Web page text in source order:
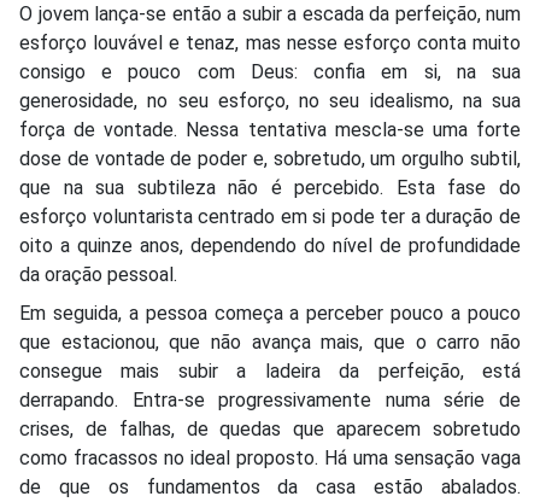
O jovem lança-se então a subir a escada da perfeição, num
esforço louvável e tenaz, mas nesse esforço conta muito
consigo e pouco com Deus: confia em si, na sua
generosidade, no seu esforço, no seu idealismo, na sua
força de vontade. Nessa tentativa mescla-se uma forte
dose de vontade de poder e, sobretudo, um orgulho subtil,
que na sua subtileza não é percebido. Esta fase do
esforço voluntarista centrado em si pode ter a duração de
oito a quinze anos, dependendo do nível de profundidade
da oração pessoal.
Em seguida, a pessoa começa a perceber pouco a pouco
que estacionou, que não avança mais, que o carro não
consegue mais subir a ladeira da perfeição, está
derrapando. Entra-se progressivamente numa série de
crises, de falhas, de quedas que aparecem sobretudo
como fracassos no ideal proposto. Há uma sensação vaga
de que os fundamentos da casa estão abalados.